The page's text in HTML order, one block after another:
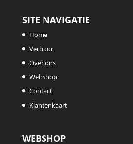
SITE NAVIGATIE
Home
Verhuur
Over ons
Webshop
Contact
Klantenkaart
WEBSHOP